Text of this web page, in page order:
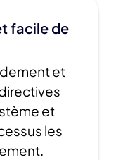
facile de
et
et
les